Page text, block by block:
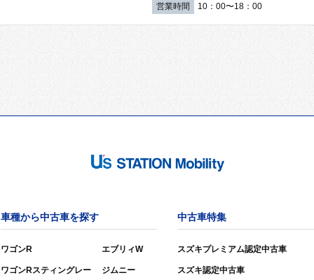
営業時間
10：00〜18：00
車種から中古車を探す
ワゴンR
ワゴンRスティングレー
エブリィW
ジムニー
中古車特集
スズキプレミアム認定中古車
スズキ認定中古車